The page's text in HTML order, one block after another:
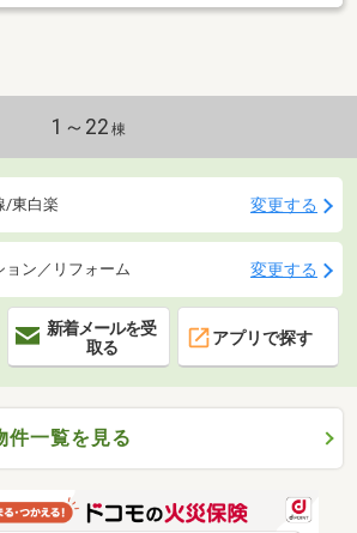
1～22 棟
/東白楽 変更する
ョン／リフォーム 変更する
新着メールを受
取る
アプリで探す
件一覧を見る